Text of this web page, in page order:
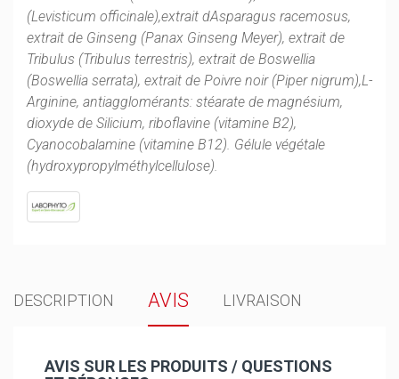
(Levisticum officinale),extrait dAsparagus racemosus,
extrait de Ginseng (Panax Ginseng Meyer), extrait de
Tribulus (Tribulus terrestris), extrait de Boswellia
(Boswellia serrata), extrait de Poivre noir (Piper nigrum),L-
Arginine, antiagglomérants: stéarate de magnésium,
dioxyde de Silicium, riboflavine (vitamine B2),
Cyanocobalamine (vitamine B12). Gélule végétale
(hydroxypropylméthylcellulose).
DESCRIPTION AVIS LIVRAISON
AVIS SUR LES PRODUITS / QUESTIONS